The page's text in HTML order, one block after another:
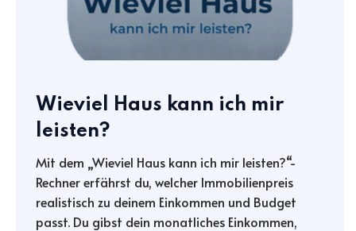
Wieviel Haus kann ich mir
leisten?
Mit dem „Wieviel Haus kann ich mir leisten?“-
Rechner erfährst du, welcher Immobilienpreis
realistisch zu deinem Einkommen und Budget
passt. Du gibst dein monatliches Einkommen,